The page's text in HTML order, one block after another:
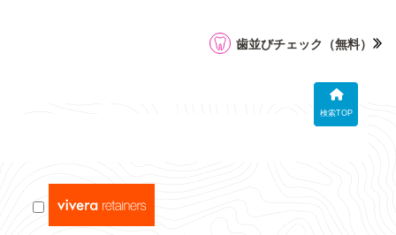
検索TOP
歯並びチェック （無料）